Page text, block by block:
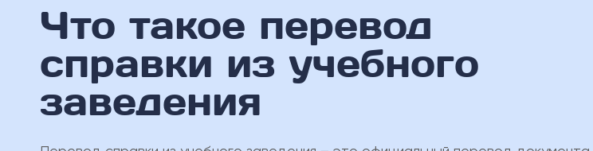
Что такое перевод
справки из учебного
заведения